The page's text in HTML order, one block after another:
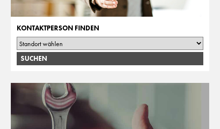
KONTAKTPERSON FINDEN